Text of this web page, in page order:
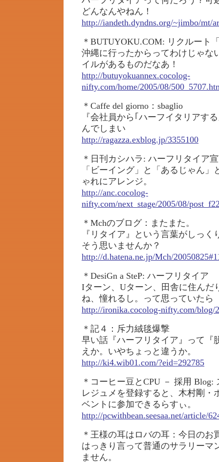
どんなんやねん！
http://iandeth.dyndns.org/~jimbo/mt/
＊BUTUYOKU.COM: リクルート
沖縄に行ったからってわけじゃな
イルがあるものだなあ！
http://butuyokuannex.cocolog-
nifty.com/home/2005/08/
＊Caffe del giorno：sbaglio
『会社員から｢ハーフイタリアす
んでしまい
http://ragazza.exblog.jp/3355100
＊日刊カシハラ: ハーフリタイア
「ビーイング」と「あるじゃん
ゃれにアレンジ。
http://anc.cocolog-
nifty.com/next_stage/2005/08/
＊Mchのブログ：またまた。
『リタイア』という言葉がしっ
そう思いませんか？
http://d.hatena.ne.jp/Mch/
＊DesiGn a SteP: ハーフリタイア
Iターン、Uターン、田舎に住んだ
ね、憧れるし。って思っていたら
http://ironika.cocolog-nifty.com/blog/
＊記４：斥力絨毯爆撃
早い話『ハーフリタイア』って『
えか。いやちょっと違うか。
http://ki4.wib01.com/?eid=292785
＊コーヒー豆とCPU － 採用 Blog:
レジュメを登録すると、木村剛・
ベントに参加できるらすぃ。
http://pcwithbean.seesaa.net/article/
＊王様の耳はロバの耳：今日のお
はっきり言って普通のサラリーマ
ません。